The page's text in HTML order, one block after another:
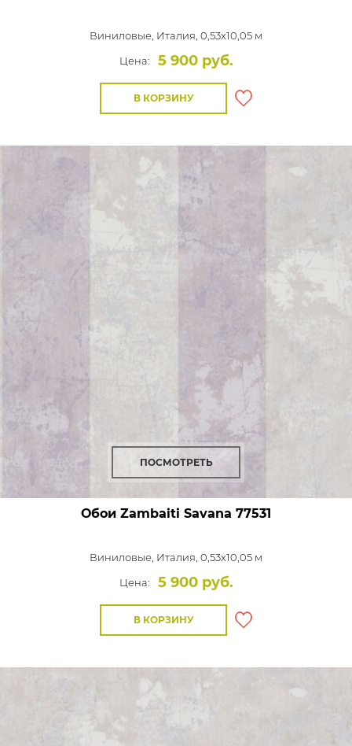
Виниловые, Италия, 0,53x10,05 м
Цена:
5 900 руб.
В КОРЗИНУ
ПОСМОТРЕТЬ
Обои Zambaiti Savana 77531
Виниловые, Италия, 0,53x10,05 м
Цена:
5 900 руб.
В КОРЗИНУ